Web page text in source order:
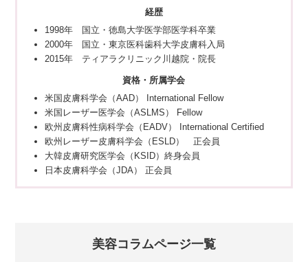
経歴
1998年 国立・徳島大学医学部医学科卒業
2000年 国立・東京医科歯科大学皮膚科入局
2015年 ティアラクリニック川越院・院長
資格・所属学会
米国皮膚科学会（AAD） International Fellow
米国レーザー医学会（ASLMS） Fellow
欧州皮膚科性病科学会（EADV） International Certified
欧州レーザー皮膚科学会（ESLD） 正会員
大韓皮膚研究医学会（KSID）終身会員
日本皮膚科学会（JDA） 正会員
美容コラムページ一覧